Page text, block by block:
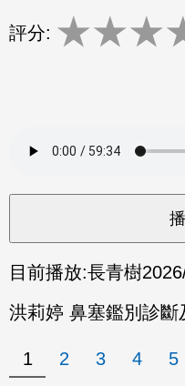
評分: ★★★
目前播放:長青樹
洪莉婷 鼻塞鑑別診斷
1 2 3 4 5